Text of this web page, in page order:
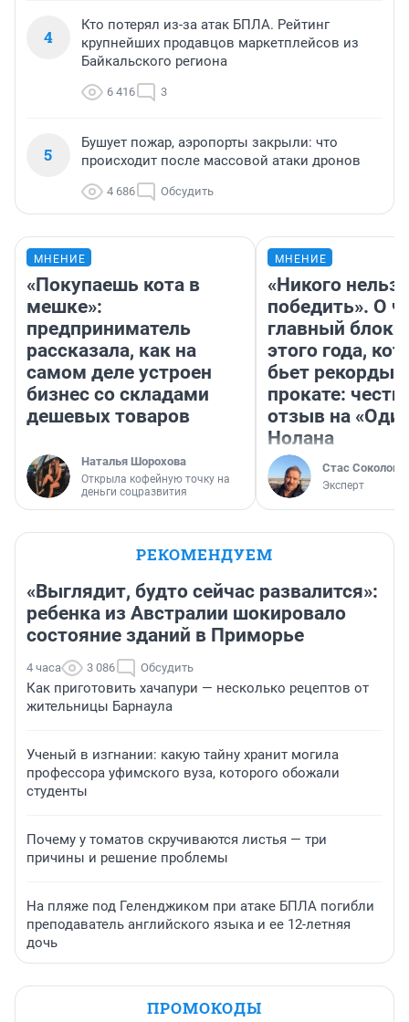
4
Кто потерял из-за атак БПЛА. Рейтинг
крупнейших продавцов маркетплейсов из
Байкальского региона
6 416 3
5
Бушует пожар, аэропорты закрыли: что
происходит после массовой атаки дронов
4 686 Обсудить
МНЕНИЕ
«Покупаешь кота в
мешке»:
предприниматель
рассказала, как на
самом деле устроен
бизнес со складами
дешевых товаров
Наталья Шорохова
Открыла кофейную точку на
деньги соцразвития
МНЕНИЕ
«Никого нельзя
победить». О
главный
этого года,
бьет рекорды в
прокате:
отзыв на
Нолана
Стас Соколов
Эксперт
РЕКОМЕНДУЕМ
«Выглядит, будто сейчас развалится»:
ребенка из Австралии шокировало
состояние зданий в Приморье
4 часа 3 086 Обсудить
Как приготовить хачапури — несколько рецептов от
жительницы Барнаула
Ученый в изгнании: какую тайну хранит могила
профессора уфимского вуза, которого обожали
студенты
Почему у томатов скручиваются листья — три
причины и решение проблемы
На пляже под Геленджиком при атаке БПЛА погибли
преподаватель английского языка и ее 12-летняя
дочь
ПРОМОКОДЫ